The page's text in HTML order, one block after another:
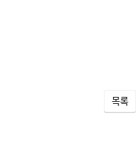
목록